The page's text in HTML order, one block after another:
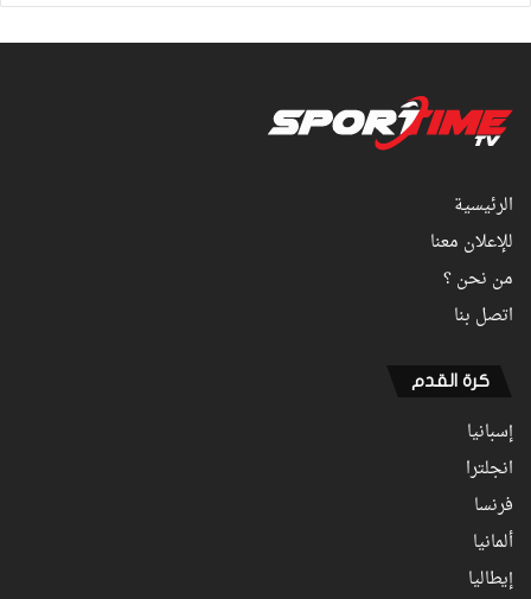
الرئيسية
للإعلان معنا
من نحن ؟
اتصل بنا
كرة القدم
إسبانيا
انجلترا
فرنسا
ألمانيا
إيطاليا